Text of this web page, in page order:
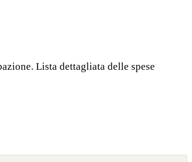
Lista dettagliata delle spese